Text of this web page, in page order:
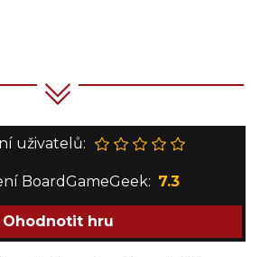
uživatelů:
BoardGameGeek: 7.3
Ohodnotit hru